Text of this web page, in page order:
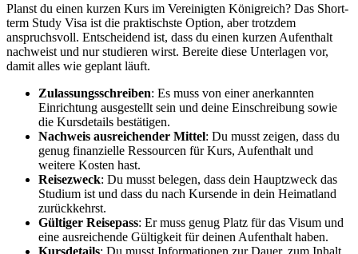
Planst du einen kurzen Kurs im Vereinigten Königreich? Das Short-
term Study Visa ist die praktischste Option, aber trotzdem
anspruchsvoll. Entscheidend ist, dass du einen kurzen Aufenthalt
nachweist und nur studieren wirst. Bereite diese Unterlagen vor,
damit alles wie geplant läuft.
Zulassungsschreiben: Es muss von einer anerkannten
Einrichtung ausgestellt sein und deine Einschreibung sowie
die Kursdetails bestätigen.
Nachweis ausreichender Mittel: Du musst zeigen, dass du
genug finanzielle Ressourcen für Kurs, Aufenthalt und
weitere Kosten hast.
Reisezweck: Du musst belegen, dass dein Hauptzweck das
Studium ist und dass du nach Kursende in dein Heimatland
zurückkehrst.
Gültiger Reisepass: Er muss genug Platz für das Visum und
eine ausreichende Gültigkeit für deinen Aufenthalt haben.
Kursdetails: Du musst Informationen zur Dauer, zum Inhalt